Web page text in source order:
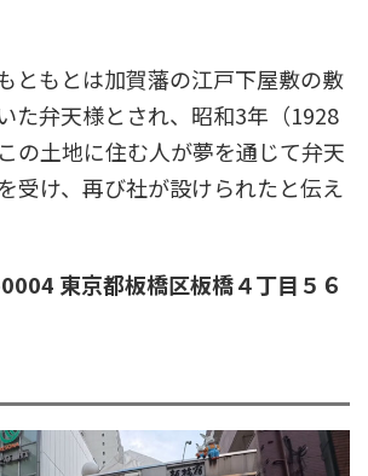
ともとは加賀藩の江戸下屋敷の敷
た弁天様とされ、昭和3年（1928
の土地に住む人が夢を通じて弁天
受け、再び社が設けられたと伝え
東京都板橋区板橋４丁目５６